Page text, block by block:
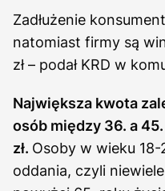
Zadłużenie
natomiast firmy są
zł – podał KRD w
Największa kwota
osób między 36. a
zł. Osoby w wieku 18-
oddania, czyli